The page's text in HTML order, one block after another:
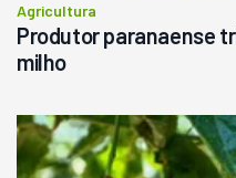
Agricultura
Produtor paranaense
milho